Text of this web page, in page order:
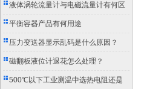
液体涡轮流量计与电磁流量计有何区
别？
平衡容器产品有何用途
压力变送器显示乱码是什么原因？
磁翻板液位计退花怎么处理？
500℃以下工业测温中选热电阻还是